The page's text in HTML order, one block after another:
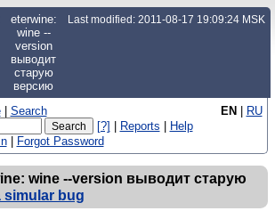
eterwine:
wine --
version
выводит
старую
версию
Last modified: 2011-08-17 19:09:24 MSK
EN | RU
| Search
[?] | Reports | Help
| Forgot Password
wine --version выводит старую
simular bug